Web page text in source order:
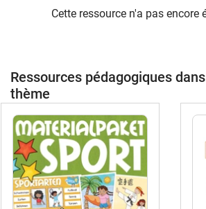
Cette ressource n'a pas encore
Ressources pédagogiques
thème